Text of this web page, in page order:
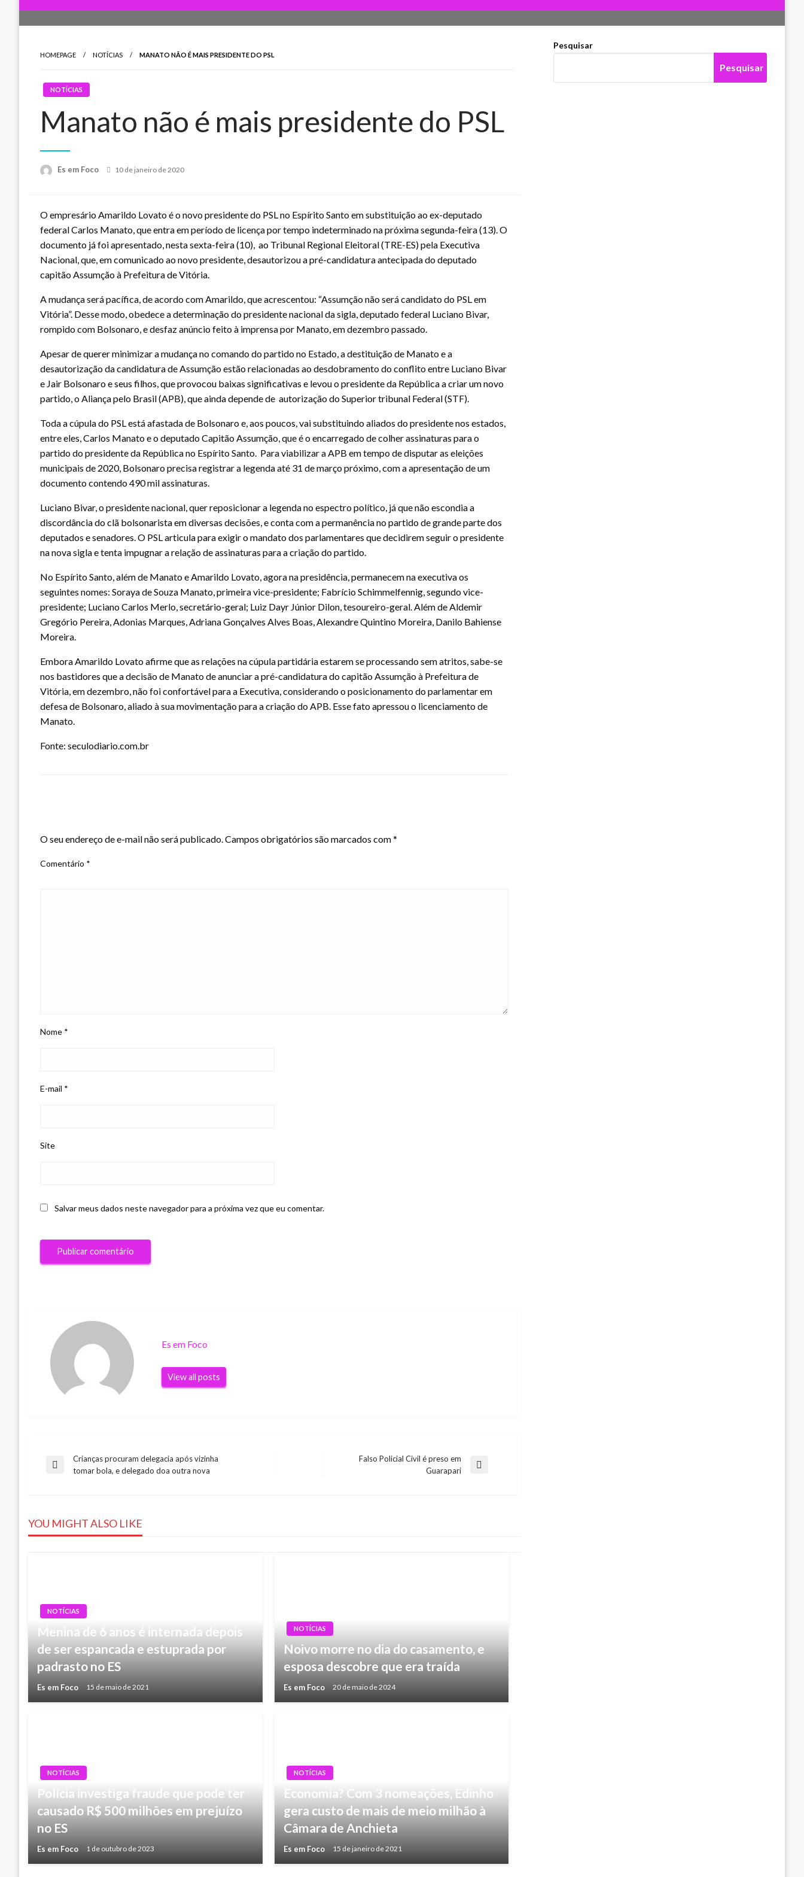
HOMEPAGE NOTÍCIAS MANATO NÃO É MAIS PRESIDENTE DO PSL
NOTÍCIAS
Manato não é mais presidente do PSL
Es em Foco
Posted
10 de janeiro de 2020
O empresário Amarildo Lovato é o novo presidente do PSL no Espírito Santo em substituição ao ex-deputado
federal Carlos Manato, que entra em período de licença por tempo indeterminado na próxima segunda-feira (13). O
documento já foi apresentado, nesta sexta-feira (10), ao Tribunal Regional Eleitoral (TRE-ES) pela Executiva
Nacional, que, em comunicado ao novo presidente, desautorizou a pré-candidatura antecipada do deputado
capitão Assumção à Prefeitura de Vitória.
A mudança será pacífica, de acordo com Amarildo, que acrescentou: “Assumção não será candidato do PSL em
Vitória”. Desse modo, obedece a determinação do presidente nacional da sigla, deputado federal Luciano Bivar,
rompido com Bolsonaro, e desfaz anúncio feito à imprensa por Manato, em dezembro passado.
Apesar de querer minimizar a mudança no comando do partido no Estado, a destituição de Manato e a
desautorização da candidatura de Assumção estão relacionadas ao desdobramento do conflito entre Luciano Bivar
e Jair Bolsonaro e seus filhos, que provocou baixas significativas e levou o presidente da República a criar um novo
partido, o Aliança pelo Brasil (APB), que ainda depende de autorização do Superior tribunal Federal (STF).
Toda a cúpula do PSL está afastada de Bolsonaro e, aos poucos, vai substituindo aliados do presidente nos estados,
entre eles, Carlos Manato e o deputado Capitão Assumção, que é o encarregado de colher assinaturas para o
partido do presidente da República no Espírito Santo. Para viabilizar a APB em tempo de disputar as eleições
municipais de 2020, Bolsonaro precisa registrar a legenda até 31 de março próximo, com a apresentação de um
documento contendo 490 mil assinaturas.
Luciano Bivar, o presidente nacional, quer reposicionar a legenda no espectro político, já que não escondia a
discordância do clã bolsonarista em diversas decisões, e conta com a permanência no partido de grande parte dos
deputados e senadores. O PSL articula para exigir o mandato dos parlamentares que decidirem seguir o presidente
na nova sigla e tenta impugnar a relação de assinaturas para a criação do partido.
No Espírito Santo, além de Manato e Amarildo Lovato, agora na presidência, permanecem na executiva os
seguintes nomes: Soraya de Souza Manato, primeira vice-presidente; Fabrício Schimmelfennig, segundo vice-
presidente; Luciano Carlos Merlo, secretário-geral; Luiz Dayr Júnior Dilon, tesoureiro-geral. Além de Aldemir
Gregório Pereira, Adonias Marques, Adriana Gonçalves Alves Boas, Alexandre Quintino Moreira, Danilo Bahiense
Moreira.
Embora Amarildo Lovato afirme que as relações na cúpula partidária estarem se processando sem atritos, sabe-se
nos bastidores que a decisão de Manato de anunciar a pré-candidatura do capitão Assumção à Prefeitura de
Vitória, em dezembro, não foi confortável para a Executiva, considerando o posicionamento do parlamentar em
defesa de Bolsonaro, aliado à sua movimentação para a criação do APB. Esse fato apressou o licenciamento de
Manato.
Fonte: seculodiario.com.br
O seu endereço de e-mail não será publicado.Campos obrigatórios são marcados com*
Comentário *
Nome *
E-mail *
Site
Salvar meus dados neste navegador para a próxima vez que eu comentar.
Es em Foco
View all posts
Navegação
Post
Previous
Crianças procuram delegacia após vizinha
tomar bola, e delegado doa outra nova
Falso Policial Civil é preso em
Guarapari
YOU MIGHT ALSO LIKE
NOTÍCIAS
Menina de 6 anos é internada depois
de ser espancada e estuprada por
padrasto no ES
Es em Foco 15 de maio de 2021
NOTÍCIAS
Noivo morre no dia do casamento, e
esposa descobre que era traída
Es em Foco 20 de maio de 2024
NOTÍCIAS
Polícia investiga fraude que pode ter
causado R$ 500 milhões em prejuízo
no ES
Es em Foco 1 de outubro de 2023
NOTÍCIAS
Economia? Com 3 nomeações, Edinho
gera custo de mais de meio milhão à
Câmara de Anchieta
Es em Foco 15 de janeiro de 2021
Pesquisar
Pesquisar